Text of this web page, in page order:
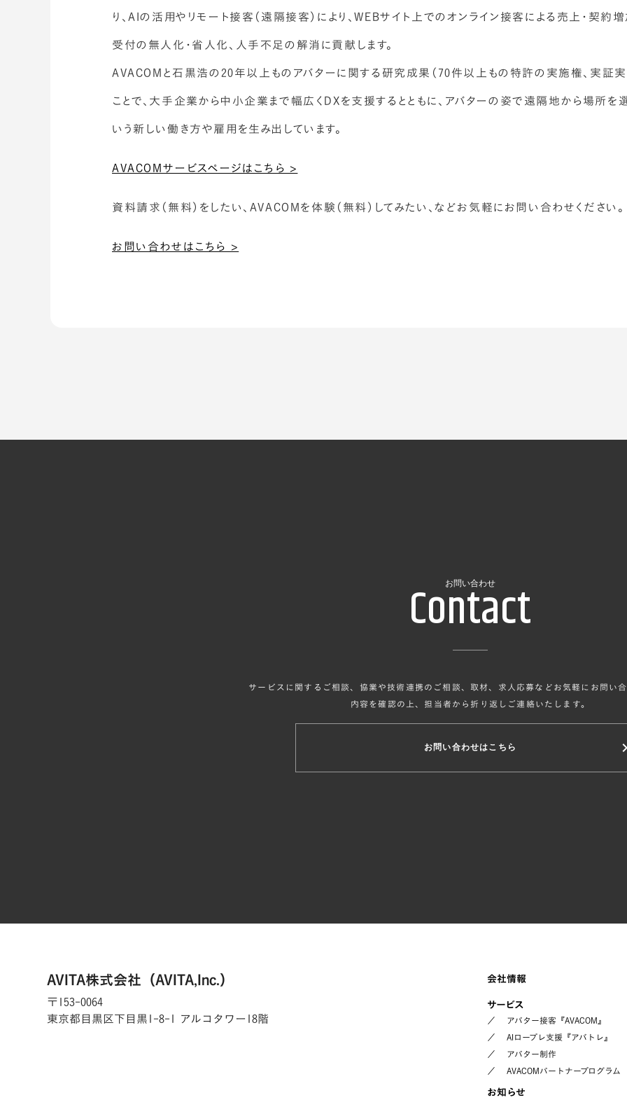
り、AIの活用やリモート接客（遠隔接客）により、WEBサイト上でのオンライン接客による売上・契
受付の無人化・省人化、人手不足の解消に貢献します。
AVACOMと石黒浩の20年以上ものアバターに関する研究成果（70件以上もの特許の実施権、実証実
ことで、大手企業から中小企業まで幅広くDXを支援するとともに、アバターの姿で遠隔地から場所を
いう新しい働き方や雇用を生み出しています。
AVACOMサービスページはこちら >
資料請求（無料）をしたい、AVACOMを体験（無料）してみたい、などお気軽にお問い合わせください。
お問い合わせはこちら >
お問い合わせ
Contact
サービスに関するご相談、協業や技術連携のご相談、取材、求人応募などお気軽にお問い合
内容を確認の上、担当者から折り返しご連絡いたします。
お問い合わせはこちら keyboard_arrow_right
AVITA株式会社（AVITA,Inc.）
〒153-0064
東京都目黒区下目黒1-8-1 アルコタワー18階
会社情報
サービス
／
アバター接客『AVACOM』
／
AIロープレ支援『アバトレ』
／
アバター制作
／
AVACOMパートナープログラム
お知らせ